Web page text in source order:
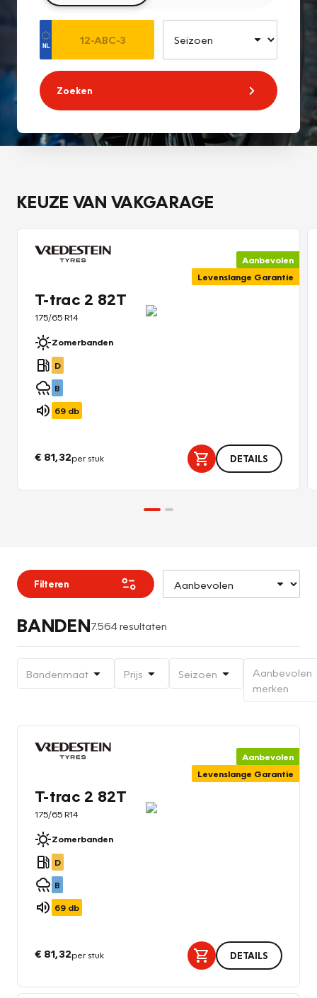
Zoeken
KEUZE VAN VAKGARAGE
Aanbevolen
Levenslange Garantie
T-trac 2 82T
175/65 R14
Zomerbanden
D
B
69 db
€ 81,32per stuk DETAILS
Filteren
BANDEN7.564 resultaten
Bandenmaat Prijs Seizoen
Aanbevolen
merken
Aanbevolen
Levenslange Garantie
T-trac 2 82T
175/65 R14
Zomerbanden
D
B
69 db
€ 81,32per stuk DETAILS